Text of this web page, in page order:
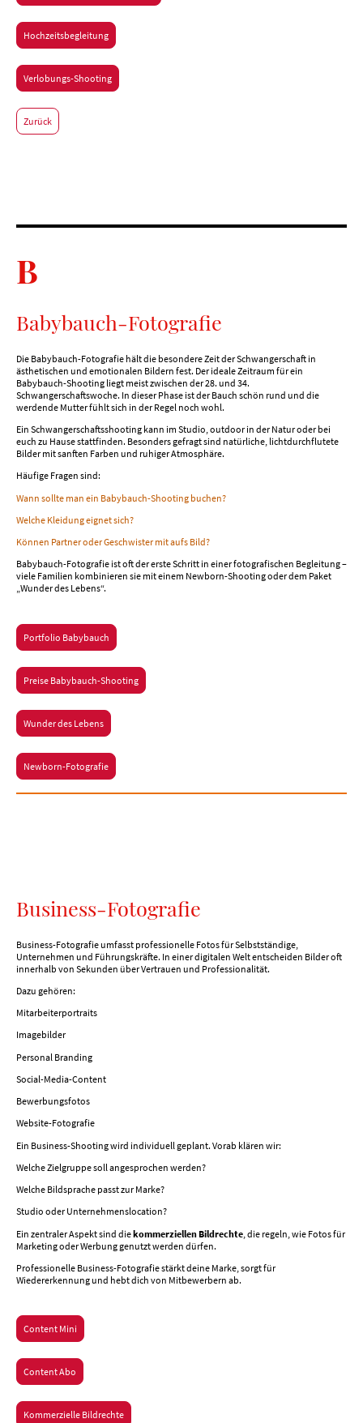
Hochzeitsbegleitung
Verlobungs-Shooting
Zurück
B
Babybauch-Fotografie
Die Babybauch-Fotografie hält die besondere Zeit der Schwangerschaft in
ästhetischen und emotionalen Bildern fest. Der ideale Zeitraum für ein
Babybauch-Shooting liegt meist zwischen der 28. und 34.
Schwangerschaftswoche. In dieser Phase ist der Bauch schön rund und die
werdende Mutter fühlt sich in der Regel noch wohl.
Ein Schwangerschaftsshooting kann im Studio, outdoor in der Natur oder bei
euch zu Hause stattfinden. Besonders gefragt sind natürliche, lichtdurchflutete
Bilder mit sanften Farben und ruhiger Atmosphäre.
Häufige Fragen sind:
Wann sollte man ein Babybauch-Shooting buchen?
Welche Kleidung eignet sich?
Können Partner oder Geschwister mit aufs Bild?
Babybauch-Fotografie ist oft der erste Schritt in einer fotografischen Begleitung –
viele Familien kombinieren sie mit einem Newborn-Shooting oder dem Paket
„Wunder des Lebens“.
Portfolio Babybauch
Preise Babybauch-Shooting
Wunder des Lebens
Newborn-Fotografie
Business-Fotografie
Business-Fotografie umfasst professionelle Fotos für Selbstständige,
Unternehmen und Führungskräfte. In einer digitalen Welt entscheiden Bilder oft
innerhalb von Sekunden über Vertrauen und Professionalität.
Dazu gehören:
Mitarbeiterportraits
Imagebilder
Personal Branding
Social-Media-Content
Bewerbungsfotos
Website-Fotografie
Ein Business-Shooting wird individuell geplant. Vorab klären wir:
Welche Zielgruppe soll angesprochen werden?
Welche Bildsprache passt zur Marke?
Studio oder Unternehmenslocation?
Ein zentraler Aspekt sind diekommerziellen Bildrechte , die regeln, wie Fotos für
Marketing oder Werbung genutzt werden dürfen.
Professionelle Business-Fotografie stärkt deine Marke, sorgt für
Wiedererkennung und hebt dich von Mitbewerbern ab.
Content Mini
Content Abo
Kommerzielle Bildrechte